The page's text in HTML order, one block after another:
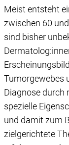
Meist entsteht
zwischen 60
sind bisher
Tumorgewebes
Diagnose durch
spezielle
und damit zum
zielgerichtete